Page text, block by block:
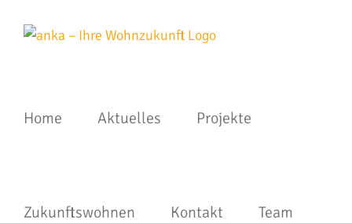
Inhalt
Home Aktuelles Projekte
Zukunftswohnen Kontakt Team